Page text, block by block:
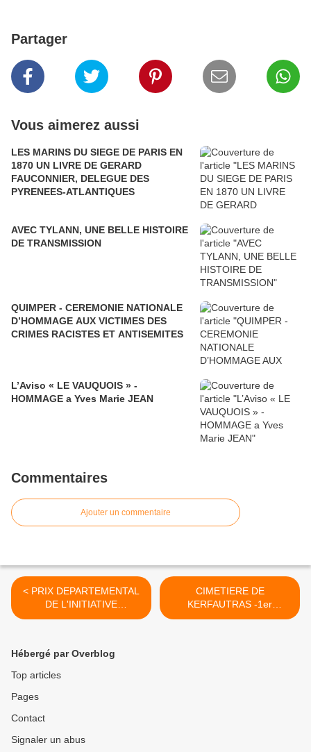
Partager
Vous aimerez aussi
LES MARINS DU SIEGE DE PARIS EN
1870 UN LIVRE DE GERARD
FAUCONNIER, DELEGUE DES
PYRENEES-ATLANTIQUES
AVEC TYLANN, UNE BELLE HISTOIRE
DE TRANSMISSION
QUIMPER - CEREMONIE NATIONALE
D’HOMMAGE AUX VICTIMES DES
CRIMES RACISTES ET ANTISEMITES
L’Aviso « LE VAUQUOIS » -
HOMMAGE a Yves Marie JEAN
Commentaires
Ajouter un commentaire
< PRIX DEPARTEMENTAL
DE L'INITIATIVE
MEMORIELLE 2023
CIMETIERE DE
KERFAUTRAS -1er
novembre 2023 >
Hébergé par Overblog
Top articles
Pages
Contact
Signaler un abus